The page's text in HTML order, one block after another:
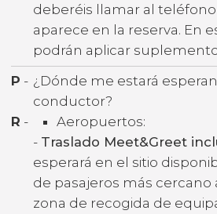
deberéis llamar al
aparece en la reserva. En
podrán aplicar
P - ¿Dónde me estará
conductor?
R -
Aeropuertos:
- Traslado Meet&Greet
esperará en el sitio
de pasajeros más cercano
zona de recogida de